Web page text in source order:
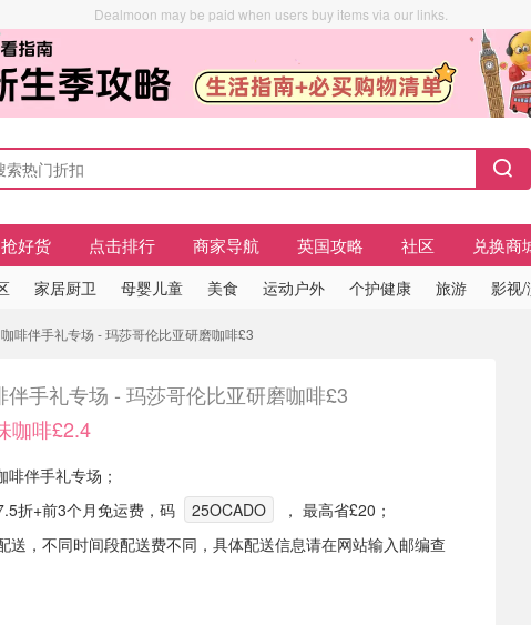
Dealmoon may be paid when users buy items via our links.
抢好货 点击排行 商家导航 英国攻略 社区 兑换商
家居厨卫 母婴儿童 美食 运动户外 个护健康 旅游 影视/
啡伴手礼专场 - 玛莎哥伦比亚研磨咖啡£3
伴手礼专场 - 玛莎哥伦比亚研磨咖啡£3
咖啡£2.4
伴手礼专场；
折+前3个月免运费，码
25OCADO
， 最高省£20；
送，不同时间段配送费不同，具体配送信息请在网站输入邮编查